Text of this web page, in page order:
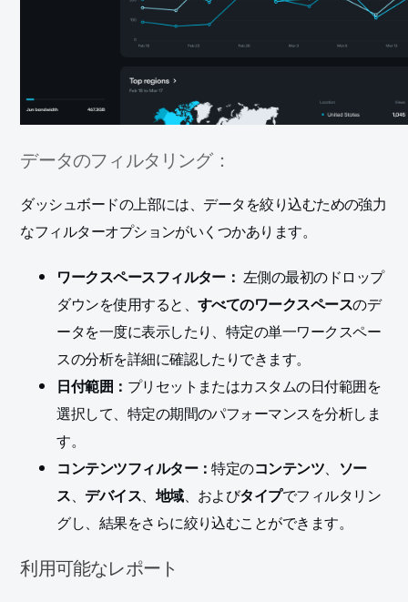
データのフィルタリング：
ダッシュボードの上部には、データを絞り込むための強力
なフィルターオプションがいくつかあります。
ワークスペースフィルター： 左側の最初のドロップ
ダウンを使用すると、 すべてのワークスペースのデ
ータを一度に表示したり、特定の単一ワークスペー
スの分析を詳細に確認したりできます。
日付範囲： プリセットまたはカスタムの日付範囲を
選択して、特定の期間のパフォーマンスを分析しま
す。
コンテンツフィルター：特定のコンテンツ、 ソー
ス、 デバイス、 地域、およびタイプでフィルタリン
グし、結果をさらに絞り込むことができます。
利用可能なレポート